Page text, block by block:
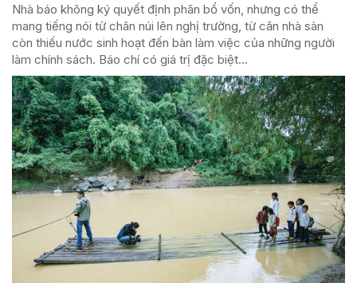
Nhà báo không ký quyết định phân bổ vốn, nhưng có thể
mang tiếng nói từ chân núi lên nghị trường, từ căn nhà sàn
còn thiếu nước sinh hoạt đến bàn làm việc của những người
làm chính sách. Báo chí có giá trị đặc biệt...